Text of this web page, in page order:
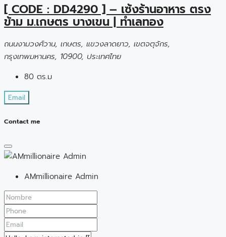
[ CODE : DD4290 ] – เซ้งร้านอาหาร ตรง
ข้าม ม.เกษตร บางเขน | ทำเลทอง
ถนนงามวงศ์วาน, เกษตร, แขวงลาดยาว, เขตจตุจักร,
กรุงเทพมหานคร, 10900, ประเทศไทย
80 ตร.ม
Email
Contact me
AMmillionaire Admin